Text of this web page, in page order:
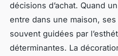
décisions d’achat. Quand
entre dans une maison,
souvent guidées par
déterminantes. La